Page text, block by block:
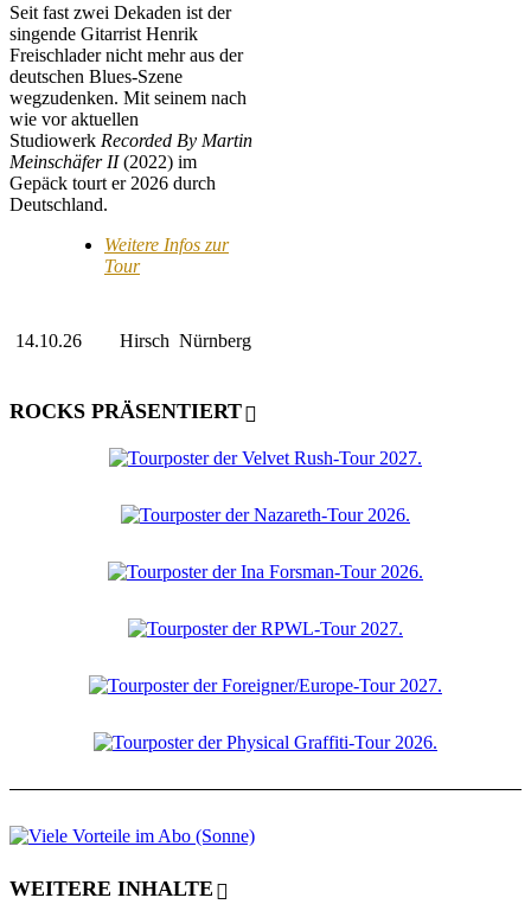
Seit fast zwei Dekaden ist der
singende Gitarrist Henrik
Freischlader nicht mehr aus der
deutschen Blues-Szene
wegzudenken. Mit seinem nach
wie vor aktuellen
Studiowerk Recorded By Martin
Meinschäfer II(2022) im
Gepäck tourt er 2026 durch
Deutschland.
Weitere Infos zur
Tour
14.10.26 Hirsch Nürnberg
ROCKS PRÄSENTIERT
WEITERE INHALTE